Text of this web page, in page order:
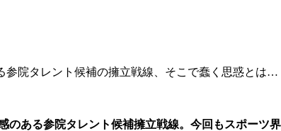
参院タレント候補の擁立戦線、そこで蠢く思惑とは…
のある参院タレント候補擁立戦線。今回もスポーツ